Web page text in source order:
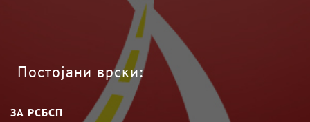
Постојани врски:
ЗА РСБСП